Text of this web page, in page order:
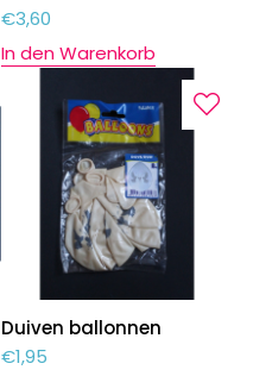
€3,60
In den Warenkorb
Duiven ballonnen
€1,95